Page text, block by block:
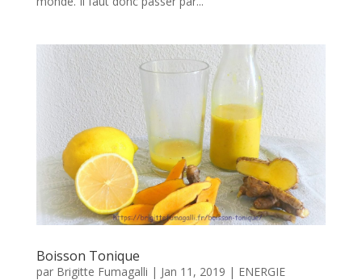
Boisson Tonique
par Brigitte Fumagalli | Jan 11, 2019 | ENERGIE